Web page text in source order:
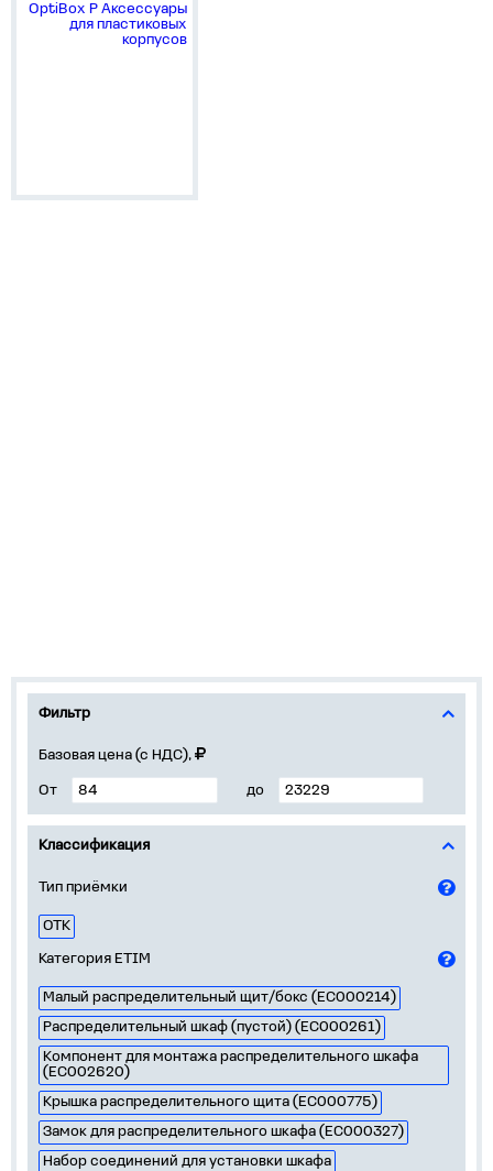
Фильтр
Базовая цена (с НДС),
От до
Классификация
Тип приёмки
ОТК
Категория ETIM
Малый распределительный щит/бокс (EC000214)
Распределительный шкаф (пустой) (EC000261)
Компонент для монтажа распределительного шкафа
(EC002620)
Крышка распределительного щита (EC000775)
Замок для распределительного шкафа (EC000327)
Набор соединений для установки шкафа
OptiBox P Аксессуары
для пластиковых
корпусов